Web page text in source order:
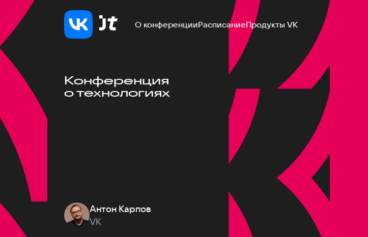
О конференцииРасписаниеПродукты VK
Конференция
о технологиях
Антон Карпов
VK